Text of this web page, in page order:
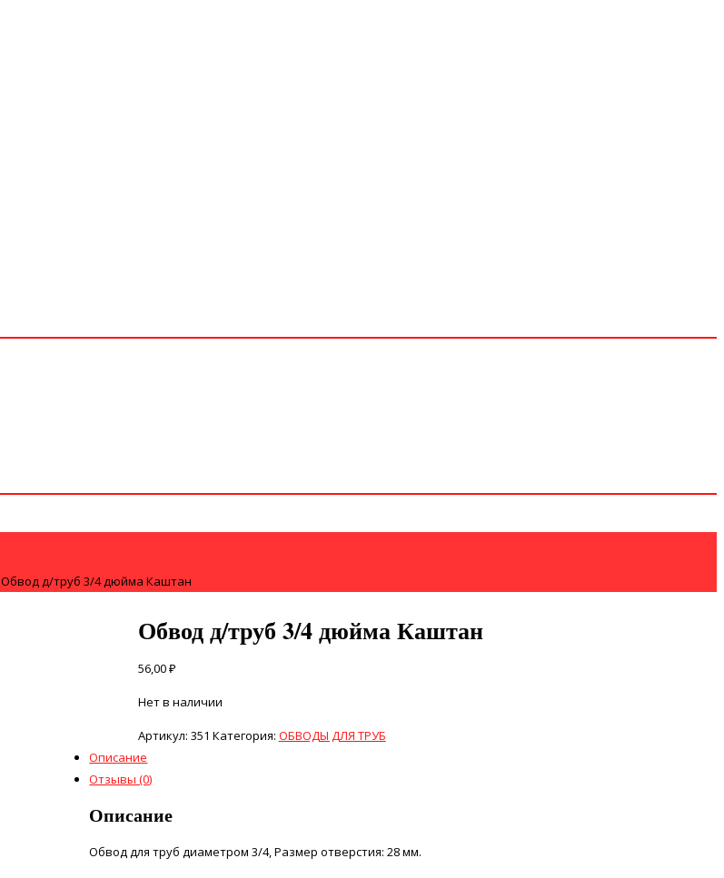
Обвод д/труб 3/4 дюйма Каштан
Обвод д/труб 3/4 дюйма Каштан
56,00₽
Нет в наличии
Артикул: 351 Категория: ОБВОДЫ ДЛЯ ТРУБ
Описание
Отзывы (0)
Описание
Обвод для труб диаметром 3/4, Размер отверстия: 28 мм.